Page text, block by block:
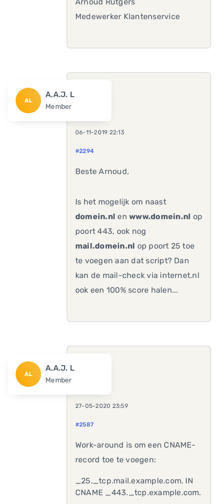
Medewerker Klantenservice
AL
A.A.J. L
Member
06-11-2019 22:13
#2294
Beste Arnoud,
Is het mogelijk om naast
domein.nl enwww.domein.nl op
poort 443, ook nog
mail.domein.nl op poort 25 toe
te voegen aan dat script? Dan
kan de mail-check via internet.nl
ook een 100% score halen...
AL
A.A.J. L
Member
27-05-2020 23:59
#2587
Work-around is om een CNAME-
record toe te voegen:
_25._tcp.mail.example.com. IN
CNAME _443._tcp.example.com.